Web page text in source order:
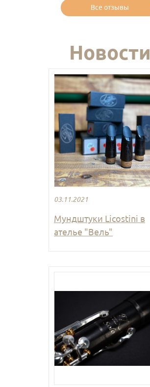
Все отзывы
Новости
03.11.2021
Мундштуки Licostini в
ателье "Вель"